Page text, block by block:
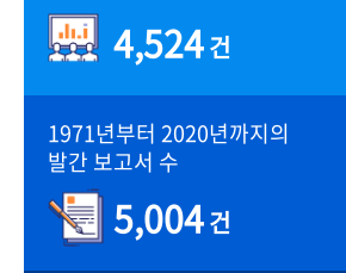
4,524건
1971년부터 2020년까지의
발간 보고서 수
5,004건